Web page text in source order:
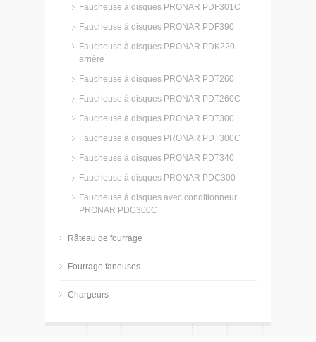
Faucheuse à disques PRONAR PDF301C
Faucheuse à disques PRONAR PDF390
Faucheuse à disques PRONAR PDK220
arrière
Faucheuse à disques PRONAR PDT260
Faucheuse à disques PRONAR PDT260C
Faucheuse à disques PRONAR PDT300
Faucheuse à disques PRONAR PDT300C
Faucheuse à disques PRONAR PDT340
Faucheuse à disques PRONAR PDC300
Faucheuse à disques avec conditionneur
PRONAR PDC300C
Râteau de fourrage
Fourrage faneuses
Chargeurs